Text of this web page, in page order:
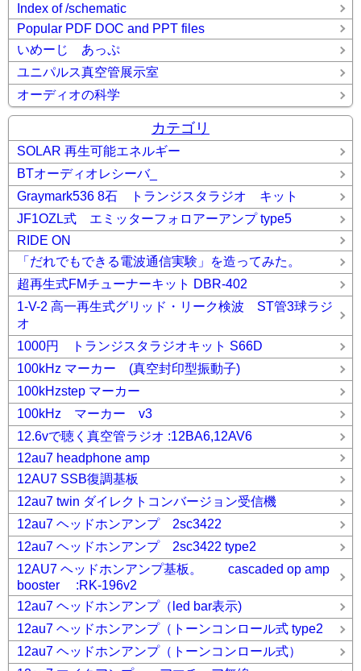
Index of /schematic
Popular PDF DOC and PPT files
いめーじ あっぷ
ユニパルス真空管展示室
オーディオの科学
カテゴリ
SOLAR 再生可能エネルギー
BTオーディオレシーバ_
Graymark536 8石 トランジスタラジオ キット
JF1OZL式 エミッターフォロアーアンプ type5
RIDE ON
「だれでもできる電波通信実験」を造ってみた。
超再生式FMチューナーキット DBR-402
1-V-2 高一再生式グリッド・リーク検波 ST管3球ラジ
オ
1000円 トランジスタラジオキット S66D
100kHz マーカー (真空封印型振動子)
100kHzstep マーカー
100kHz マーカー v3
12.6vで聴く真空管ラジオ :12BA6,12AV6
12au7 headphone amp
12AU7 SSB復調基板
12au7 twin ダイレクトコンバージョン受信機
12au7 ヘッドホンアンプ 2sc3422
12au7 ヘッドホンアンプ 2sc3422 type2
12AU7 ヘッドホンアンプ基板。 cascaded op amp
booster :RK-196v2
12au7 ヘッドホンアンプ（led bar表示)
12au7 ヘッドホンアンプ（トーンコンロール式 type2
12au7 ヘッドホンアンプ（トーンコンロール式）